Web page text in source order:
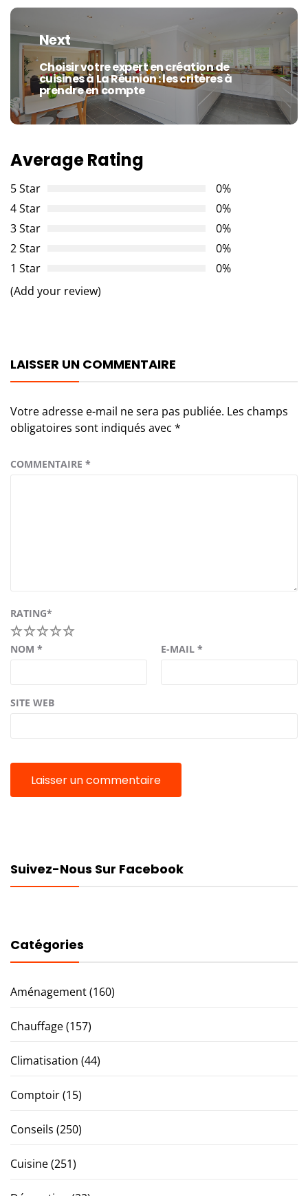
Next
Next
post:
Choisir votre expert en création de
cuisines à La Réunion : les critères à
prendre en compte
Average Rating
5 Star
0%
4 Star
0%
3 Star
0%
2 Star
0%
1 Star
0%
(Add your review)
LAISSER UN COMMENTAIRE
Votre adresse e-mail ne sera pas publiée. Les champs
obligatoires sont indiqués avec *
COMMENTAIRE *
RATING*
5
4
3
2
NOM * E-MAIL *
SITE WEB
Suivez-Nous Sur Facebook
Catégories
Aménagement(160)
Chauffage(157)
Climatisation (44)
Comptoir(15)
Conseils (250)
Cuisine(251)